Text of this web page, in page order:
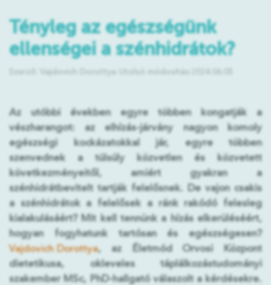
Tényleg az egészségünk
ellenségei a szénhidrátok?
Szerző: Vajdovich Dorottya
Az utóbbi években egyre többen kongatják a
vészharangot: az elhízás-járvány nagyon komoly
egészségi kockázatokkal jár, egyre többen
szenvednek a túlsúly közvetlen és közvetett
következményeitől, amiért gyakran a
szénhidrátbevitelt tartják felelősnek. De vajon csakis
a szénhidrátok a felelősek a ránk rakódó felesleg
kialakulásáért? Mit kell tennünk a hízás elkerüléséért,
hogyan fogyhatunk tartósan és egészségesen?
Vajdovich Dorottya, az Életmód Orvosi Központ
dietetikusa, okleveles táplálkozástudományi
szakember MSc, PhD-hallgató válaszolt a kérdésekre.